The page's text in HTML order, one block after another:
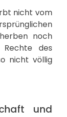
nicht vom
noch
des
nicht völlig
und